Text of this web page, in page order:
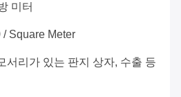
미터
Square Meter
서리가 있는 판지 상자, 수출 등